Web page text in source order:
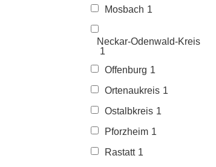
Mosbach 1
Neckar-Odenwald-Kreis
1
Offenburg 1
Ortenaukreis 1
Ostalbkreis 1
Pforzheim 1
Rastatt 1